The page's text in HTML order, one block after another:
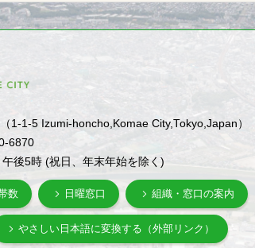
1-1-5 Izumi-honcho,Komae City,Tokyo,Japan）
6870
後5時 (祝日、年末年始を除く)
数 日曜窓口 組織・窓口の案内
やさしい日本語に変換する（外部リンク）